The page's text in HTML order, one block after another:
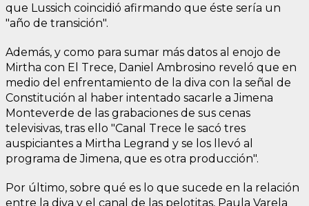
que Lussich coincidió afirmando que éste sería un
"año de transición".
Además, y como para sumar más datos al enojo de
Mirtha con El Trece, Daniel Ambrosino reveló que en
medio del enfrentamiento de la diva con la señal de
Constitución al haber intentado sacarle a Jimena
Monteverde de las grabaciones de sus cenas
televisivas, tras ello "Canal Trece le sacó tres
auspiciantes a Mirtha Legrand y se los llevó al
programa de Jimena, que es otra producción".
Por último, sobre qué es lo que sucede en la relación
entre la diva y el canal de las pelotitas, Paula Varela